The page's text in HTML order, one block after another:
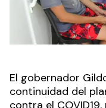
El gobernador
continuidad del
contra el